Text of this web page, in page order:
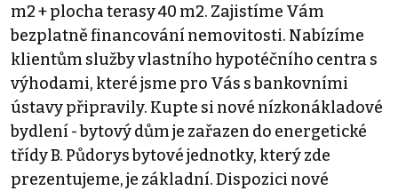
m2 + plocha terasy 40 m2. Zajistíme Vám
bezplatně financování nemovitosti. Nabízíme
klientům služby vlastního hypotéčního centra s
výhodami, které jsme pro Vás s bankovními
ústavy připravily. Kupte si nové nízkonákladové
bydlení - bytový dům je zařazen do energetické
třídy B. Půdorys bytové jednotky, který zde
prezentujeme, je základní. Dispozici nové